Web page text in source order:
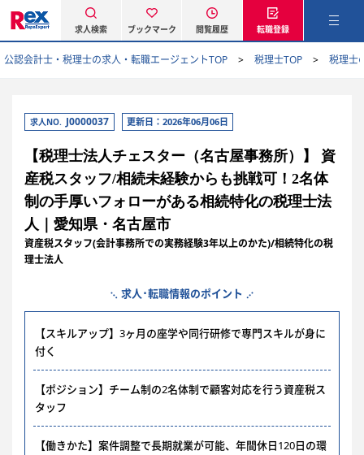
求人検索 ブックマーク 閲覧履歴 転職登録
公認会計士・税理士の求人・転職エージェントTOP 税理士TOP 税理士
求人NO. J0000037 更新日：2026年06月06日
【税理士法人チェスター（名古屋事務所）】 資
産税スタッフ/相続未経験からも挑戦可！2名体
制の手厚いフォローがある相続特化の税理士法
人｜愛知県・名古屋市
資産税スタッフ(会計事務所での実務経験3年以上のかた)/相続特化の税
理士法人
求人･転職情報のポイント
【スキルアップ】3ヶ月の座学や同行研修で専門スキルが身に
付く
【ポジション】チーム制の2名体制で顧客対応を行う資産税ス
タッフ
【働きかた】案件調整で長期就業が可能、年間休日120日の環